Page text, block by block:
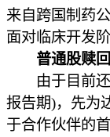
来自跨国制药
面对临床开发
普通股赎
由于目前还
报告期)，先为
于合作伙伴的